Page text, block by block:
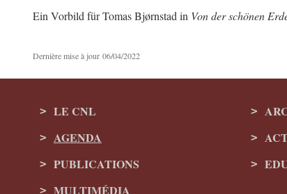
Ein Vorbild für Tomas Bjørnstad in Von der schönen
Dernière mise à jour 06/04/2022
Menu
LE CNL
AGENDA
PUBLICATIONS
MULTIMÉDIA